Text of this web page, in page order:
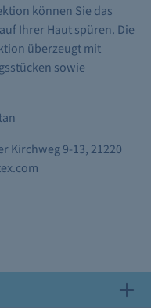
können Sie das
Ihrer Haut spüren. Die
überzeugt mit
sowie
Kirchweg 9-13, 21220